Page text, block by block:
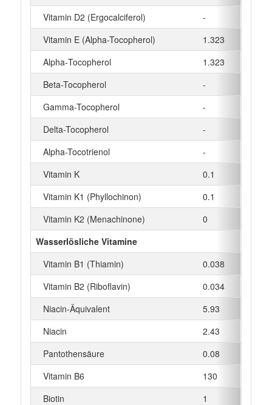
Vitamin D2 (Ergocalciferol)
-
Vitamin E (Alpha-Tocopherol)
1.323
Alpha‑Tocopherol
1.323
Beta-Tocopherol
-
Gamma-Tocopherol
-
Delta-Tocopherol
-
Alpha-Tocotrienol
-
Vitamin K
0.1
Vitamin K1 (Phyllochinon)
0.1
Vitamin K2 (Menachinone)
0
Wasserlösliche Vitamine
Vitamin B1 (Thiamin)
0.038
Vitamin B2 (Riboflavin)
0.034
Niacin-Äquivalent
5.93
Niacin
2.43
Pantothensäure
0.08
Vitamin B6
130
Biotin
1